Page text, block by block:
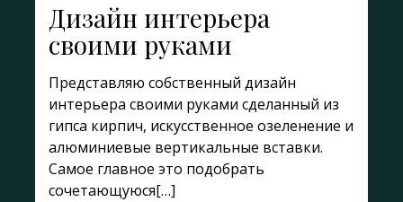
Дизайн интерьера
своими руками
Представляю собственный дизайн
интерьера своими руками сделанный из
гипса кирпич, искусственное озеленение и
алюминиевые вертикальные вставки.
Самое главное это подобрать
сочетающуюся[…]